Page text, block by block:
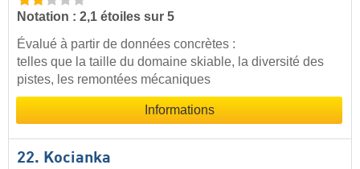
Notation : 2,1 étoiles sur 5
Évalué à partir de données concrètes :
telles que la taille du domaine skiable, la diversité des
pistes, les remontées mécaniques
Informations
22. Kocianka